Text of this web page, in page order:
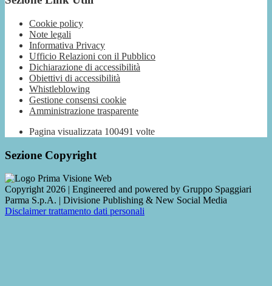
Cookie policy
Note legali
Informativa Privacy
Ufficio Relazioni con il Pubblico
Dichiarazione di accessibilità
Obiettivi di accessibilità
Whistleblowing
Gestione consensi cookie
Amministrazione trasparente
Pagina visualizzata 100491 volte
Sezione Copyright
Copyright 2026 | Engineered and powered by Gruppo Spaggiari
Parma S.p.A. | Divisione Publishing & New Social Media
Disclaimer trattamento dati personali